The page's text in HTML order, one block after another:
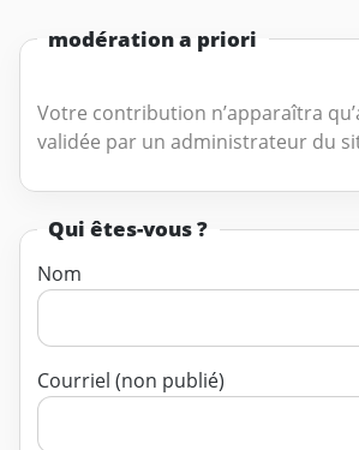
modération a priori
Votre contribution n’apparaîtra
validée par un administrateur du
Qui êtes-vous ?
Nom
Courriel (non publié)